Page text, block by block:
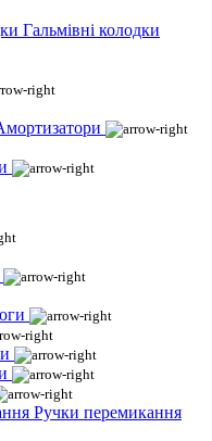
Гальмівні колодки
Ручки перемикання